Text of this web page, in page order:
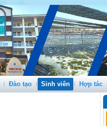
Đào tạo Sinh viên Hợp tác